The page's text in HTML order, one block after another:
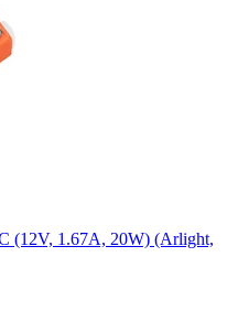
(12V, 1.67A, 20W) (Arlight,